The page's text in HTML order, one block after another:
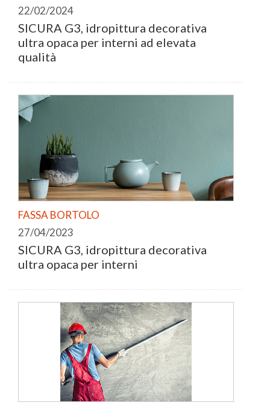
22/02/2024
SICURA G3, idropittura decorativa
ultra opaca per interni ad elevata
qualità
FASSA BORTOLO
27/04/2023
SICURA G3, idropittura decorativa
ultra opaca per interni